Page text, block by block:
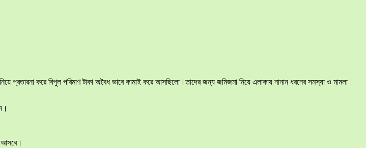
প্রতারনা করে বিপুল পরিমাণ টাকা অবৈধ ভাবে কামাই করে আসছিলো।তাদের জন্য জমিজমা নিয়ে এলাকায় নানান ধরনের সমস্যা ও মামলা
আসবে।